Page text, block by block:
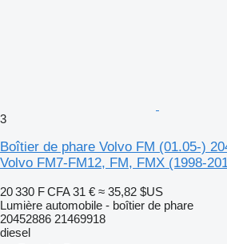
3
Boîtier de phare Volvo FM (01.05-)
Volvo FM7-FM12, FM, FMX (1998-
20 330 F CFA 31 € ≈ 35,82 $US
Lumière automobile - boîtier de phare
20452886 21469918
diesel